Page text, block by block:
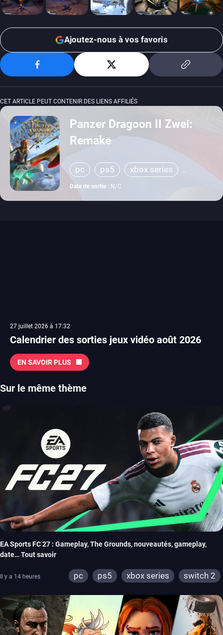
Ajoutez-nous à vos favoris
CET ARTICLE PEUT CONTENIR DES LIENS AFFILIÉS
Panzer Dragoon II Zwei:
Remake
pc ps5
xbox series
switch
ps4
Date de sortie : N/C
27 juillet 2026 à 17:32
Calendrier des sorties jeux vidéo août 2026
EN SAVOIR PLUS
Sur le même thème
EA Sports FC 27 : Gameplay, The Grounds, nouveautés, gameplay,
date… Tout savoir
Il y a 14 heures pc ps5 xbox series switch 2